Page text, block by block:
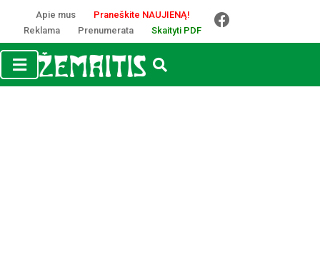
Apie mus
Praneškite NAUJIENĄ!
Reklama
Prenumerata Skaityti PDF